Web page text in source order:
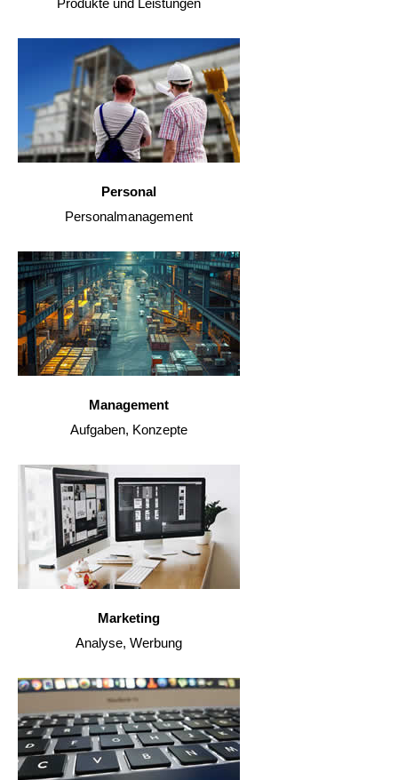
Produkte und Leistungen
Personal
Personalmanagement
Management
Aufgaben, Konzepte
Marketing
Analyse, Werbung